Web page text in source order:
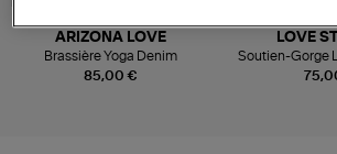
85,00 €
ARIZONA LOVE
Brassière Yoga Denim
LOVE
Soutien-Gorge